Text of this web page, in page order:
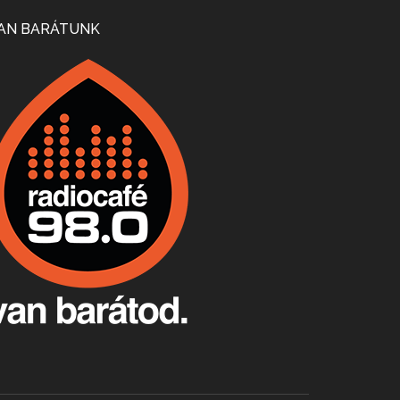
Apr 24, 2026 • 00:38:10
Villány, kékfrankos, Jackfall
Apr 17, 2026 • 00:35:38
Apr 9, 2026 • 00:37:17
BARÁTUNK